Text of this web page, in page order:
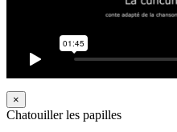
×
Chatouiller les papilles